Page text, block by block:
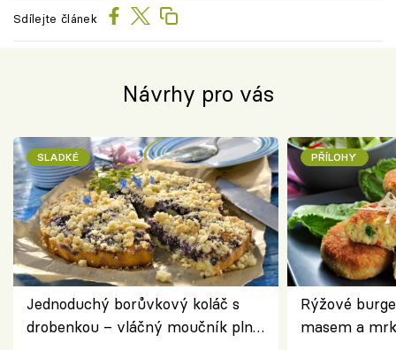
Sdílejte článek
Návrhy pro vás
SLADKÉ
Jednoduchý borůvkový koláč s
drobenkou – vláčný moučník plný
PŘÍLOHY
Rýžové
masem a